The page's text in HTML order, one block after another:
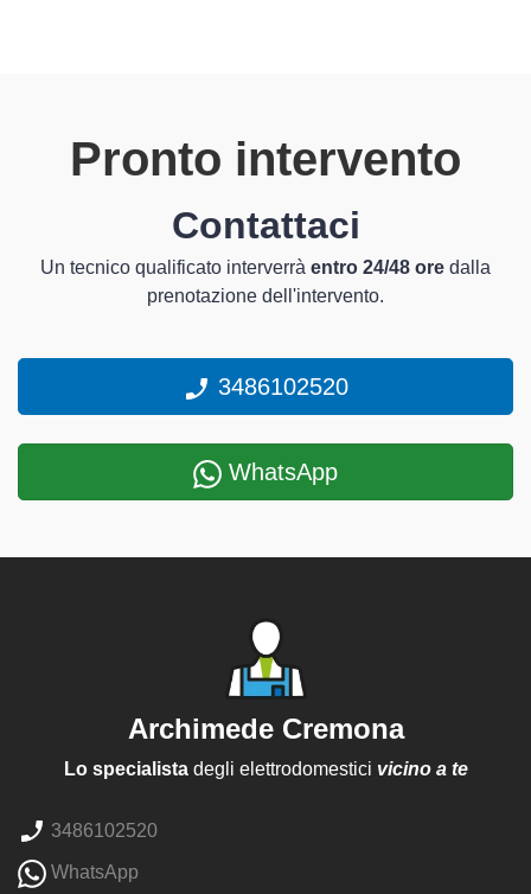
Pronto intervento
Contattaci
Un tecnico qualificato interverrà entro 24/48 ore dalla
prenotazione dell'intervento.
3486102520
WhatsApp
Archimede Cremona
Lo specialistadegli elettrodomestici vicino a te
3486102520
WhatsApp